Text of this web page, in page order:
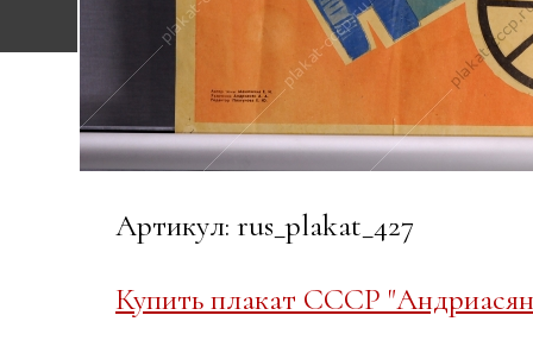
Артикул: rus_plakat_427
Купить плакат СССР